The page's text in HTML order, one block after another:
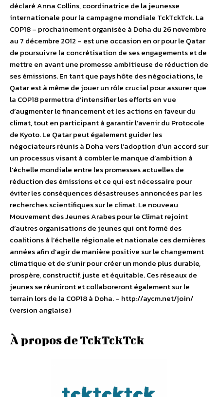
déclaré Anna Collins, coordinatrice de la jeunesse
internationale pour la campagne mondiale TckTckTck. La
COP18 – prochainement organisée à Doha du 26 novembre
au 7 décembre 2012 – est une occasion en or pour le Qatar
de poursuivre la concrétisation de ses engagements et de
mettre en avant une promesse ambitieuse de réduction de
ses émissions. En tant que pays hôte des négociations, le
Qatar est à même de jouer un rôle crucial pour assurer que
la COP18 permettra d’intensifier les efforts en vue
d’augmenter le financement et les actions en faveur du
climat, tout en participant à garantir l’avenir du Protocole
de Kyoto. Le Qatar peut également guider les
négociateurs réunis à Doha vers l’adoption d’un accord sur
un processus visant à combler le manque d’ambition à
l’échelle mondiale entre les promesses actuelles de
réduction des émissions et ce qui est nécessaire pour
éviter les conséquences désastreuses annoncées par les
recherches scientifiques sur le climat. Le nouveau
Mouvement des Jeunes Arabes pour le Climat rejoint
d’autres organisations de jeunes qui ont formé des
coalitions à l’échelle régionale et nationale ces dernières
années afin d’agir de manière positive sur le changement
climatique et de s’unir pour créer un monde plus durable,
prospère, constructif, juste et équitable. Ces réseaux de
jeunes se réuniront et collaboreront également sur le
terrain lors de la COP18 à Doha. – http://aycm.net/join/
(version anglaise)
À propos de TckTckTck